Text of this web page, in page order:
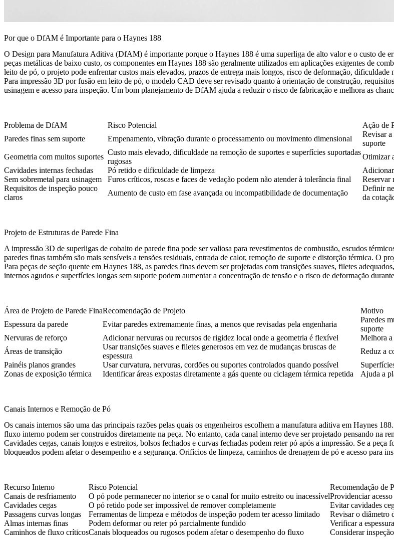
Por que o DfAM é Importante para o Haynes 188
O Design para Manufatura Aditiva (DfAM) é importante porque o Haynes 188 é uma superliga de alto valor e o custo de
peças metálicas de baixo custo, os componentes em Haynes 188 são geralmente utilizados em aplicações exigentes de
leito de pó, o projeto pode enfrentar custos mais elevados, prazos de entrega mais longos, risco de deformação,
Para impressão 3D por fusão em leito de pó, o modelo CAD deve ser revisado quanto à orientação de construção,
usinagem e acesso para inspeção. Um bom planejamento de DfAM ajuda a reduzir o risco de fabricação e melhora as
Problema de DfAM Risco Potencial
Ação de
Paredes finas sem suporte
Empenamento, vibração durante o processamento ou movimento dimensional
Revisar a
suporte
Geometria com muitos suportes
Custo mais elevado, dificuldade na remoção de suportes e superfícies suportadas
rugosas
Otimizar
Cavidades internas fechadas
Pó retido e dificuldade de limpeza
Adicionar
Sem sobremetal para usinagem
Furos críticos, roscas e faces de vedação podem não atender à tolerância final
Reservar
Requisitos de inspeção pouco
claros
Aumento de custo em fase avançada ou incompatibilidade de documentação
Definir
da
Projeto de Estruturas de Parede Fina
A impressão 3D de superligas de cobalto de parede fina pode ser valiosa para revestimentos de combustão, escudos
paredes finas também são mais sensíveis a tensões residuais, entrada de calor, remoção de suporte e distorção térmica. O
Para peças de seção quente em Haynes 188, as paredes finas devem ser projetadas com transições suaves, filetes
internos agudos e superfícies longas sem suporte podem aumentar a concentração de tensão e o risco de deformação
Área de Projeto de Parede FinaRecomendação de Projeto
Motivo
Espessura da parede
Evitar paredes extremamente finas, a menos que revisadas pela engenharia
Paredes
suporte
Nervuras de reforço
Adicionar nervuras ou recursos de rigidez local onde a geometria é flexível
Melhora
Áreas de transição
Usar transições suaves e filetes generosos em vez de mudanças bruscas de
espessura
Reduz a
Painéis planos grandes
Usar curvatura, nervuras, cordões ou suportes controlados quando possível
Zonas de exposição térmica
Identificar áreas expostas diretamente a gás quente ou ciclagem térmica repetida Ajuda a
Canais Internos e Remoção de Pó
Os canais internos são uma das principais razões pelas quais os engenheiros escolhem a manufatura aditiva em Haynes
fluxo interno podem ser construídos diretamente na peça. No entanto, cada canal interno deve ser projetado pensando na
Cavidades cegas, canais longos e estreitos, bolsos fechados e curvas fechadas podem reter pó após a impressão. Se a
bloqueados podem afetar o desempenho e a segurança. Orifícios de limpeza, caminhos de drenagem de pó e acesso para
Recurso Interno Risco Potencial
Recomendação de
Canais de resfriamento
O pó pode permanecer no interior se o canal for muito estreito ou inacessívelProvidenciar
Cavidades cegas
O pó retido pode ser impossível de remover completamente
Evitar cavidades
Passagens curvas longas
Ferramentas de limpeza e métodos de inspeção podem ter acesso limitado
Revisar o diâmetro
Almas internas finas
Podem deformar ou reter pó parcialmente fundido
Verificar a
Caminhos de fluxo críticosCanais bloqueados ou rugosos podem afetar o desempenho do fluxo Considerar